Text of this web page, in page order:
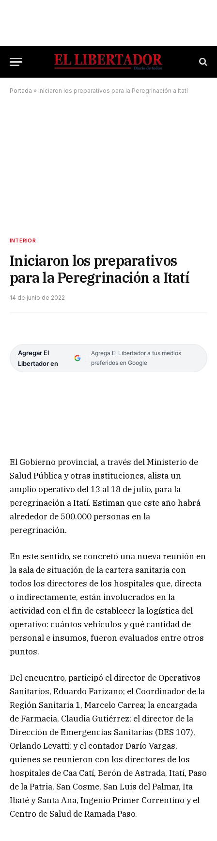
Portada » Iniciaron los preparativos para la Peregrinación a Itatí
INTERIOR
Iniciaron los preparativos
para la Peregrinación a Itatí
14 de junio de 2022
Agregar El
Libertador en
Agrega El Libertador a tus medios
preferidos en Google
El Gobierno provincial, a través del Ministerio de
Salud Pública y otras instituciones, alista un
amplio operativo del 13 al 18 de julio, para la
peregrinación a Itatí. Estiman que este año habrá
alrededor de 500.000 personas en la
peregrinación.
En este sentido, se concretó una nueva reunión en
la sala de situación de la cartera sanitaria con
todos los directores de los hospitales que, directa
o indirectamente, están involucrados en la
actividad con el fin de establecer la logística del
operativo: cuántos vehículos y qué cantidad de
personal e insumos, fueron evaluados entre otros
puntos.
Del encuentro, participó el director de Operativos
Sanitarios, Eduardo Farizano; el Coordinador de la
Región Sanitaria 1, Marcelo Carrea; la encargada
de Farmacia, Claudia Gutiérrez; el director de la
Dirección de Emergencias Sanitarias (DES 107),
Orlando Levatti; y el contador Darío Vargas,
quienes se reunieron con los directores de los
hospitales de Caa Catí, Berón de Astrada, Itatí, Paso
de la Patria, San Cosme, San Luis del Palmar, Ita
Ibaté y Santa Ana, Ingenio Primer Correntino y el
Centro de Salud de Ramada Paso.